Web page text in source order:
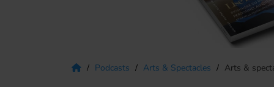
Podcasts Arts & Spectacles Arts &